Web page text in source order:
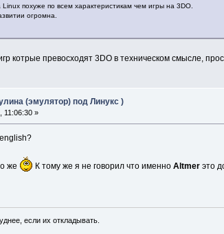
похуже по всем характеристикам чем игры на 3DO.
огромна.
котрые превосходят 3DO в техническом смысле,
(эмулятор) под Линукс )
11:06:30 »
же К тому же я не говорил что именноAltmer это
если их откладывать.